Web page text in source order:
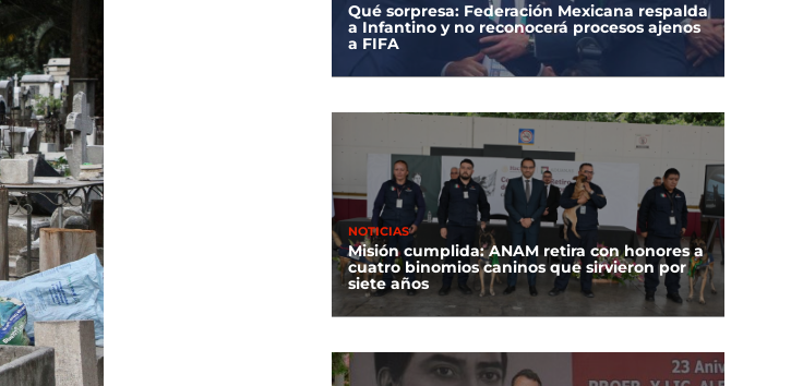
Qué sorpresa: Federación Mexicana respalda
a Infantino y no reconocerá procesos ajenos
a FIFA
NOTICIAS
Misión cumplida: ANAM retira con honores a
cuatro binomios caninos que sirvieron por
siete años